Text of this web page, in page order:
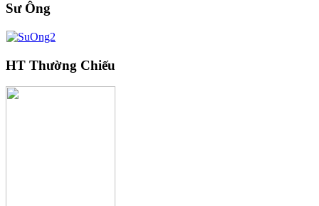
Sư Ông
HT Thường Chiếu